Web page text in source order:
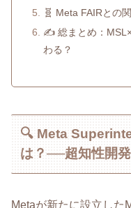
🧬 Meta FAIRとの
✍️ 総まとめ：
わる？
🔍 Meta
は？──超知性開
Metaが新たに設立した